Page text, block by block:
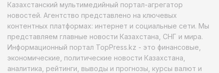
Казахстанский мультимедийный портал-агрегатор
новостей. Агентство представлено на ключевых
контентных платформах: интернет и социальные сети. Мы
представляем главные новости Казахстана, СНГ и мира.
Информационный портал TopPress.kz - это финансовые,
экономические, политические новости Казахстана,
аналитика, рейтинги, выводы и прогнозы, курсы валют и